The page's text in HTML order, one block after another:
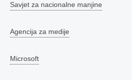
Savjet za nacionalne manjine
Agencija za medije
Microsoft